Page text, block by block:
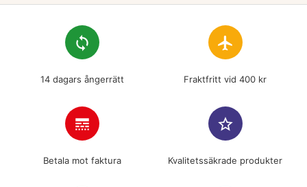
loop
14 dagars ångerrätt
flight
Fraktfritt vid 400 kr
line_style
Betala mot faktura
star_border
Kvalitetssäkrade produkter